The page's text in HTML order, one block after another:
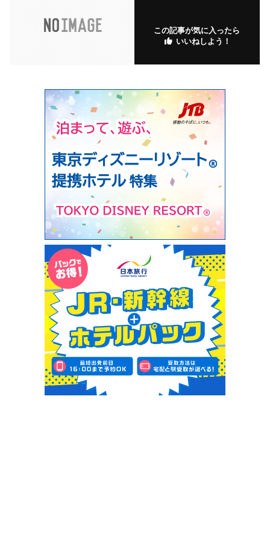
この記事が気に入ったら
いいねしよう！